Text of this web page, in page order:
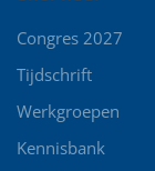
Congres 2027
Tijdschrift
Werkgroepen
Kennisbank